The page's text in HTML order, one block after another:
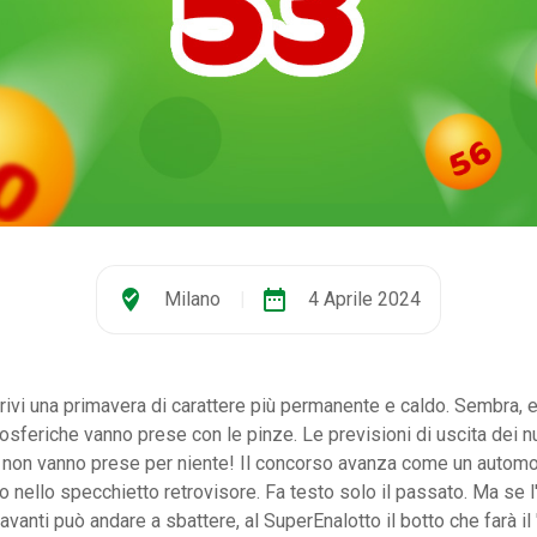
where_to_vote Milano date_range 4 Aprile 2024
una primavera di carattere più permanente e caldo. Sembra,
vanno prese con le pinze. Le previsioni di uscita dei
vanno prese per niente! Il concorso avanza come un
nello specchietto retrovisore. Fa testo solo il passato. Ma se
può andare a sbattere, al SuperEnalotto il botto che farà il